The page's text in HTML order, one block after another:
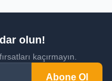
olun!
kaçırmayın.
Abone Ol